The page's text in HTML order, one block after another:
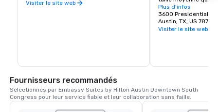
pour des cocktails, des restaurants
Visiter le site web
la plus rapide aux
Bergstrom est
économique dans le
fournissant plus de
Bergstrom la
Fodor Travel Awards
Plus d'infos
3600 Presidential
Austin, TX, US 78719
Visiter le site web
Fournisseurs recommandés
Sélectionnés par Embassy Suites by Hilton Austin Downtown South
Congress pour leur service fiable et leur collaboration sans faille.